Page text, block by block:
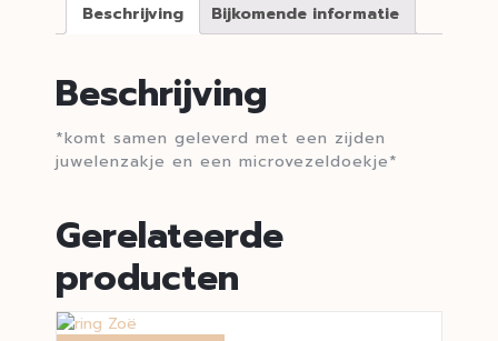
Beschrijving Bijkomende informatie
Beschrijving
*komt samen geleverd met een zijden
juwelenzakje en een microvezeldoekje*
Gerelateerde
producten